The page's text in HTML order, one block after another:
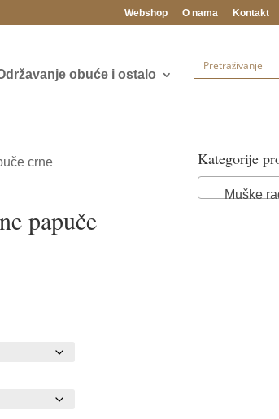
Webshop O nama Kontakt
obuće i ostalo
crne
papuče
Kategorije
Muške radne klompe i